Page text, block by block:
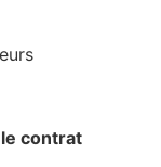
contrat